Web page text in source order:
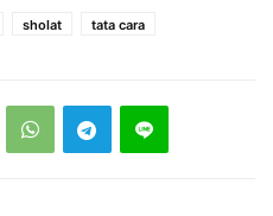
sholat tata cara